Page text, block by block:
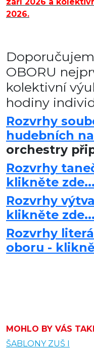
2026.
OBORU
kolektivní
hodiny
Rozvrhy
hudebních
orchestry
Rozvrhy
klikněte zde...
Rozvrhy
klikněte zde...
Rozvrhy
oboru -
MOHLO BY VÁS
ŠABLONY ZUŠ I